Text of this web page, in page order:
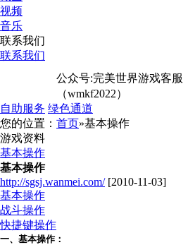
视频
音乐
联系我们
联系我们
公众号:完美世界游戏客服
（wmkf2022）
自助服务 绿色通道
您的位置： 首页»基本操作
游戏资料
基本操作
基本操作
http://sgsj.wanmei.com/[2010-11-03]
基本操作
战斗操作
快捷键操作
一、基本操作：